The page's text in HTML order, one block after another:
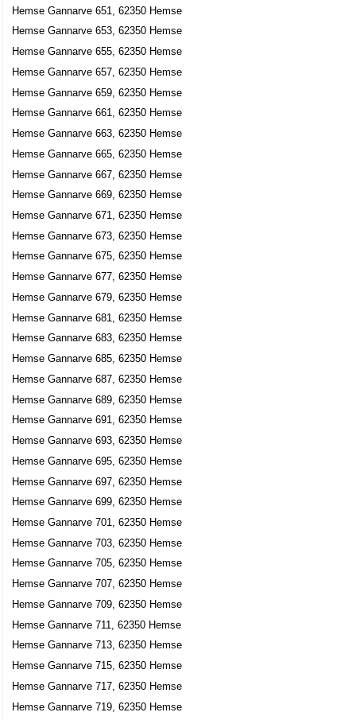
Hemse Gannarve 651, 62350 Hemse
Hemse Gannarve 653, 62350 Hemse
Hemse Gannarve 655, 62350 Hemse
Hemse Gannarve 657, 62350 Hemse
Hemse Gannarve 659, 62350 Hemse
Hemse Gannarve 661, 62350 Hemse
Hemse Gannarve 663, 62350 Hemse
Hemse Gannarve 665, 62350 Hemse
Hemse Gannarve 667, 62350 Hemse
Hemse Gannarve 669, 62350 Hemse
Hemse Gannarve 671, 62350 Hemse
Hemse Gannarve 673, 62350 Hemse
Hemse Gannarve 675, 62350 Hemse
Hemse Gannarve 677, 62350 Hemse
Hemse Gannarve 679, 62350 Hemse
Hemse Gannarve 681, 62350 Hemse
Hemse Gannarve 683, 62350 Hemse
Hemse Gannarve 685, 62350 Hemse
Hemse Gannarve 687, 62350 Hemse
Hemse Gannarve 689, 62350 Hemse
Hemse Gannarve 691, 62350 Hemse
Hemse Gannarve 693, 62350 Hemse
Hemse Gannarve 695, 62350 Hemse
Hemse Gannarve 697, 62350 Hemse
Hemse Gannarve 699, 62350 Hemse
Hemse Gannarve 701, 62350 Hemse
Hemse Gannarve 703, 62350 Hemse
Hemse Gannarve 705, 62350 Hemse
Hemse Gannarve 707, 62350 Hemse
Hemse Gannarve 709, 62350 Hemse
Hemse Gannarve 711, 62350 Hemse
Hemse Gannarve 713, 62350 Hemse
Hemse Gannarve 715, 62350 Hemse
Hemse Gannarve 717, 62350 Hemse
Hemse Gannarve 719, 62350 Hemse